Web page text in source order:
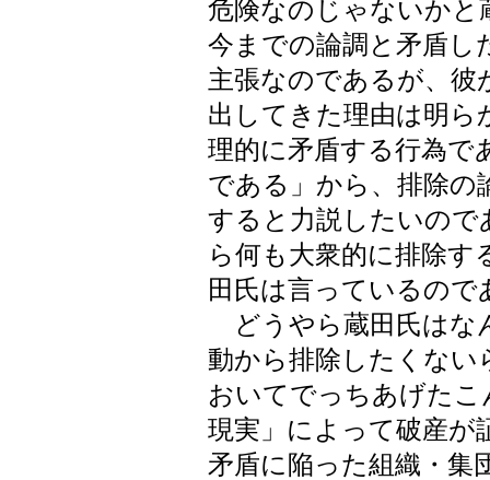
危険なのじゃないかと
今までの論調と矛盾し
主張なのであるが、彼
出してきた理由は明ら
理的に矛盾する行為で
である」から、排除の
すると力説したいので
ら何も大衆的に排除
田氏は言っているので
どうやら蔵田氏はな
動から排除したくない
おいてでっちあげた
現実」によって破産が
矛盾に陥った組織・集